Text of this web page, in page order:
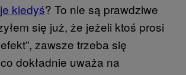
kiedyś? To nie są prawdziwe
się już, że jeżeli ktoś prosi
zawsze trzeba się
dokładnie uważa na